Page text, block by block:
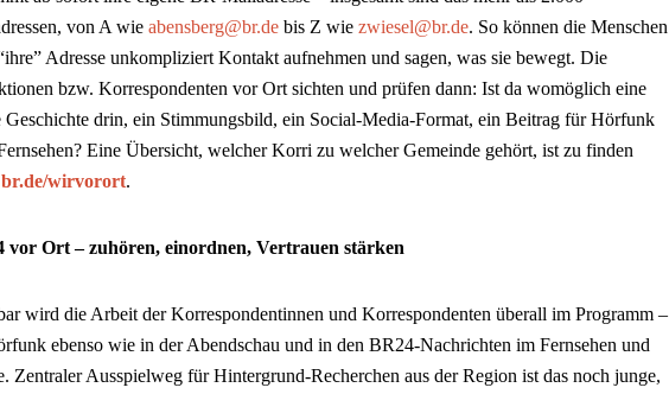
von A wie abensberg@br.de bis Z wie zwiesel@br.de. So können die Menschen
Adresse unkompliziert Kontakt aufnehmen und sagen, was sie bewegt. Die
bzw. Korrespondenten vor Ort sichten und prüfen dann: Ist da womöglich eine
Geschichte drin, ein Stimmungsbild, ein Social-Media-Format, ein Beitrag für Hörfunk
Eine Übersicht, welcher Korri zu welcher Gemeinde gehört, ist zu finden
br.de/wirvorort.
vor Ort – zuhören, einordnen, Vertrauen stärken
wird die Arbeit der Korrespondentinnen und Korrespondenten überall im Programm –
ebenso wie in der Abendschau und in den BR24-Nachrichten im Fernsehen und
Zentraler Ausspielweg für Hintergrund-Recherchen aus der Region ist das noch junge,